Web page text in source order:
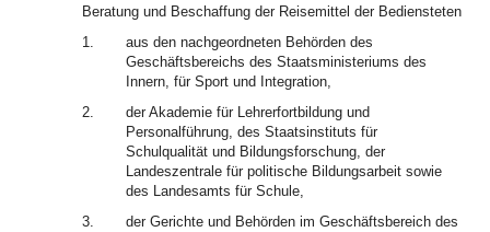
Beratung und Beschaffung der Reisemittel der Bediensteten
1.
aus den nachgeordneten Behörden des
Geschäftsbereichs des Staatsministeriums des
Innern, für Sport und Integration,
2.
der Akademie für Lehrerfortbildung und
Personalführung, des Staatsinstituts für
Schulqualität und Bildungsforschung, der
Landeszentrale für politische Bildungsarbeit sowie
des Landesamts für Schule,
3.
der Gerichte und Behörden im Geschäftsbereich des